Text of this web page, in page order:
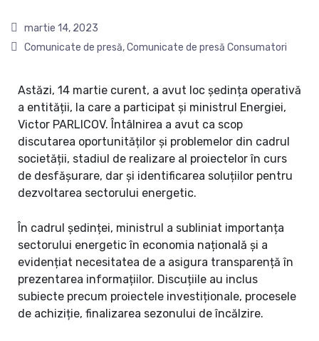
martie 14, 2023
Comunicate de presă,Comunicate de presă Consumatori
Astăzi, 14 martie curent, a avut loc ședința operativă
a entității, la care a participat și ministrul Energiei,
Victor PARLICOV. Întâlnirea a avut ca scop
discutarea oportunităților și problemelor din cadrul
societății, stadiul de realizare al proiectelor în curs
de desfășurare, dar și identificarea soluțiilor pentru
dezvoltarea sectorului energetic.
În cadrul ședinței, ministrul a subliniat importanța
sectorului energetic în economia națională și a
evidențiat necesitatea de a asigura transparență în
prezentarea informațiilor. Discuțiile au inclus
subiecte precum proiectele investiționale, procesele
de achiziție, finalizarea sezonului de încălzire.